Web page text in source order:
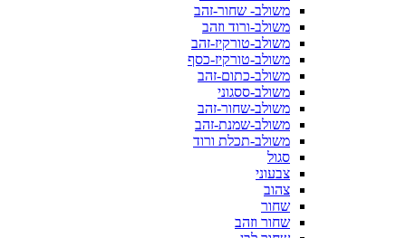
משולב- שחור-זהב
משולב-ורוד וזהב
משולב-טורקיז-זהב
משולב-טורקיז-כסף
משולב-כתום-זהב
משולב-ססגוני
משולב-שחור-זהב
משולב-שמנת-זהב
משולב-תכלת ורוד
סגול
צבעוני
צהוב
שחור
שחור וזהב